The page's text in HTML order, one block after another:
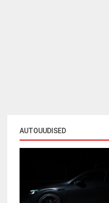
AUTOUUDISED